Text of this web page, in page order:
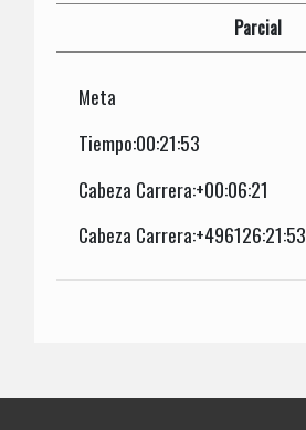
Parcial
Meta
Tiempo:00:21:53
Cabeza Carrera:+00:06:21
Cabeza Carrera:+496126:21:53